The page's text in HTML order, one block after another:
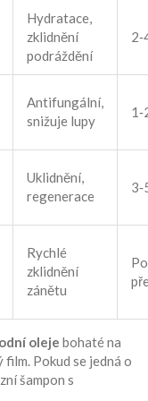
Hydratace,
zklidnění
podráždění
Antifungální,
snižuje lupy
Uklidnění,
regenerace
Rychlé
zklidnění
zánětu
oleje bohaté na
film. Pokud se jedná o
šampon s